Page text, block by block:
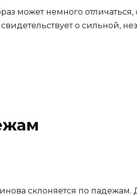
может немного
о сильной,
склоняется по падежам.